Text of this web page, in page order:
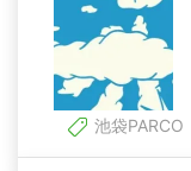
池袋PARCO